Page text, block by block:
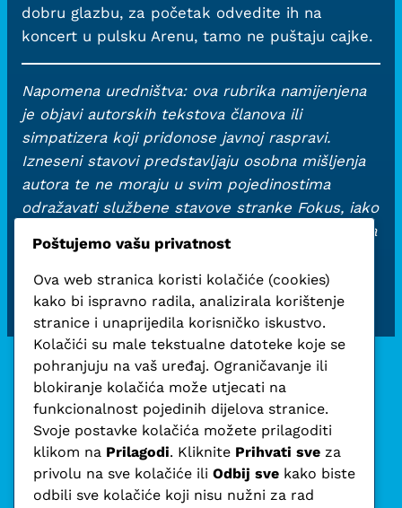
dobru glazbu, za početak odvedite ih na
koncert u pulsku Arenu, tamo ne puštaju cajke.
Napomena uredništva: ova rubrika namijenjena
je objavi autorskih tekstova članova ili
simpatizera koji pridonose javnoj raspravi.
Izneseni stavovi predstavljaju osobna mišljenja
autora te ne moraju u svim pojedinostima
odražavati službene stavove stranke Fokus, iako
su objavljeni u skladu s temeljnim vrijednostima
ekonomskih sloboda, otvorenog dijaloga i
argumentirane rasprave.
Poštujemo vašu privatnost
Ova web stranica koristi kolačiće (cookies)
kako bi ispravno radila, analizirala korištenje
stranice i unaprijedila korisničko iskustvo.
Kolačići su male tekstualne datoteke koje se
pohranjuju na vaš uređaj. Ograničavanje ili
blokiranje kolačića može utjecati na
funkcionalnost pojedinih dijelova stranice.
Svoje postavke kolačića možete prilagoditi
klikom na Prilagodi. Kliknite Prihvati sve za
privolu na sve kolačiće ili Odbij sve kako biste
odbili sve kolačiće koji nisu nužni za rad